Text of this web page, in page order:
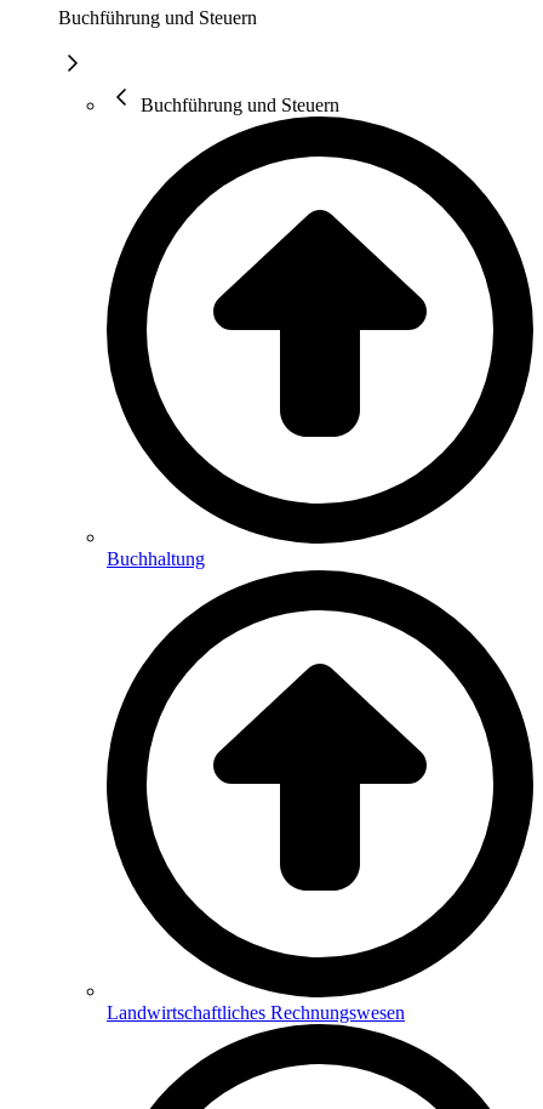
Buchführung und Steuern
Buchführung und Steuern
Buchhaltung
Landwirtschaftliches Rechnungswesen